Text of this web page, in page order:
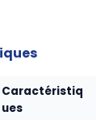
Caractéristiq
ues